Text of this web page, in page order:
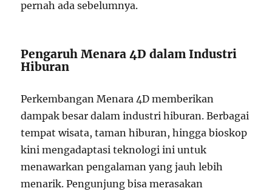
pernah ada sebelumnya.
Pengaruh Menara 4D dalam Industri
Hiburan
Perkembangan Menara 4D memberikan
dampak besar dalam industri hiburan. Berbagai
tempat wisata, taman hiburan, hingga bioskop
kini mengadaptasi teknologi ini untuk
menawarkan pengalaman yang jauh lebih
menarik. Pengunjung bisa merasakan